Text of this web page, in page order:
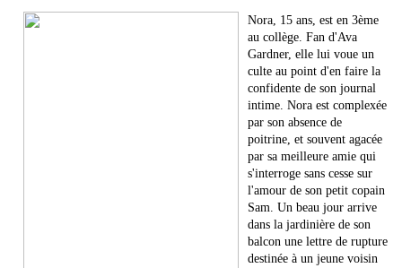
Nora, 15 ans, est en 3ème
au collège. Fan d'Ava
Gardner, elle lui voue un
culte au point d'en faire la
confidente de son journal
intime. Nora est complexée
par son absence de
poitrine, et souvent agacée
par sa meilleure amie qui
s'interroge sans cesse sur
l'amour de son petit copain
Sam. Un beau jour arrive
dans la jardinière de son
balcon une lettre de rupture
destinée à un jeune voisin